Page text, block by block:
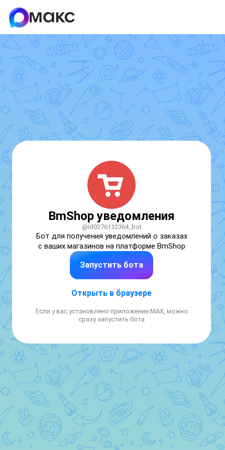
BmShop уведомления
@id0276132364_bot
Бот для получения уведомлений о заказах
с ваших магазинов на платформе BmShop
Запустить бота
Открыть в браузере
Если у вас установлено приложение MAX, можно
сразу запустить бота